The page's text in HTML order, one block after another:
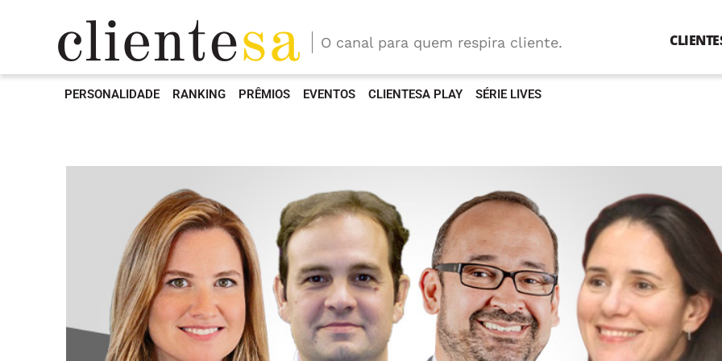
O canal para quem respira cliente.
PERSONALIDADE RANKING PRÊMIOS EVENTOS CLIENTESA PLAY SÉRIE LIVES